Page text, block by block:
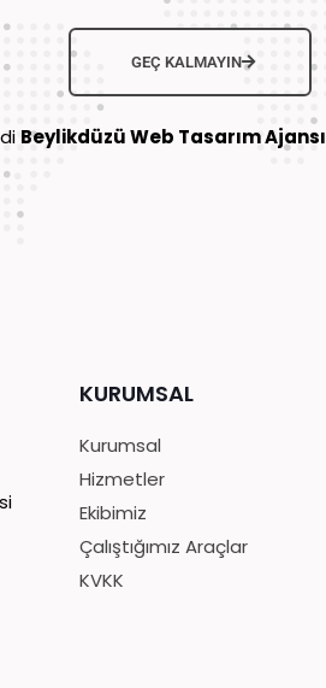
GEÇ KALMAYIN
Beylikdüzü Web Tasarım Ajansı
KURUMSAL
Kurumsal
Hizmetler
Ekibimiz
Çalıştığımız Araçlar
KVKK